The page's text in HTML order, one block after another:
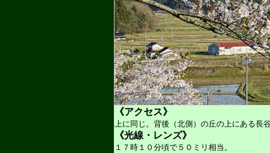
《アクセス》
上に同じ。背後（北側）の丘の上にある長
《光線・レンズ》
１７時１０分頃で５０ミリ相当。